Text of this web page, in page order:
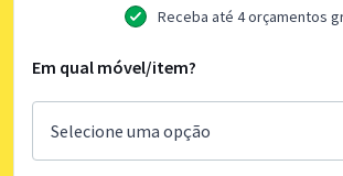
Receba até 4 orçamentos
Em qual móvel/item?